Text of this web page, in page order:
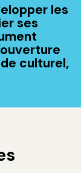
les
ses
culturel,